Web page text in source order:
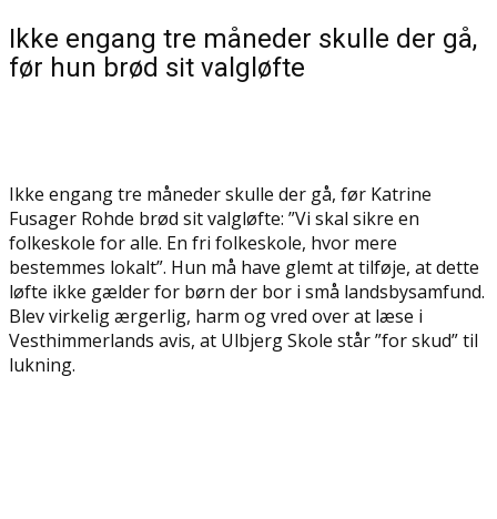
Ikke engang tre måneder skulle der gå,
før hun brød sit valgløfte
Ikke engang tre måneder skulle der gå, før Katrine
Fusager Rohde brød sit valgløfte: ”Vi skal sikre en
folkeskole for alle. En fri folkeskole, hvor mere
bestemmes lokalt”. Hun må have glemt at tilføje, at dette
løfte ikke gælder for børn der bor i små landsbysamfund.
Blev virkelig ærgerlig, harm og vred over at læse i
Vesthimmerlands avis, at Ulbjerg Skole står ”for skud” til
lukning.